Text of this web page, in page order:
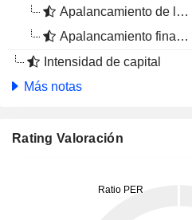
Apalancamiento de la deuda
Apalancamiento financiero
Intensidad de capital
Más notas
Rating Valoración